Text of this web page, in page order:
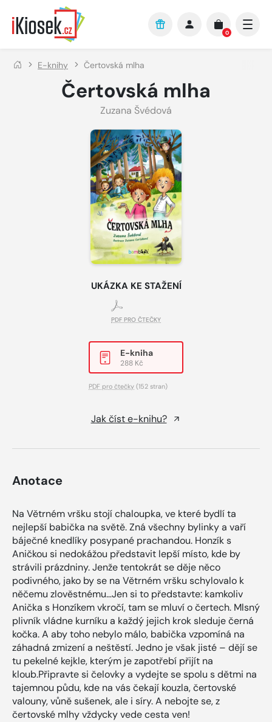
Přejít na hlavní obsah
0
E-knihy Čertovská mlha
Čertovská mlha
Zuzana Švédová
UKÁZKA KE STAŽENÍ
PDF PRO ČTEČKY
E-kniha
288 Kč
PDF pro čtečky (152 stran)
Jak číst e-knihu?
Anotace
Na Větrném vršku stojí chaloupka, ve které bydlí ta
nejlepší babička na světě. Zná všechny bylinky a vaří
báječné knedlíky posypané prachandou. Honzík s
Aničkou si nedokážou představit lepší místo, kde by
strávili prázdniny. Jenže tentokrát se děje něco
podivného, jako by se na Větrném vršku schylovalo k
něčemu zlověstnému…Jen si to představte: kamkoliv
Anička s Honzíkem vkročí, tam se mluví o čertech. Mlsný
plivník vládne kurníku a každý jejich krok sleduje černá
kočka. A aby toho nebylo málo, babička vzpomíná na
záhadná zmizení a neštěstí. Jedno je však jisté – dějí se
tu pekelné kejkle, kterým je zapotřebí přijít na
kloub.Připravte si čelovky a vydejte se spolu s dětmi na
tajemnou půdu, kde na vás čekají kouzla, čertovské
valouny, vůně sušenek, ale i síry. A nebojte se, z
čertovské mlhy vždycky vede cesta ven!